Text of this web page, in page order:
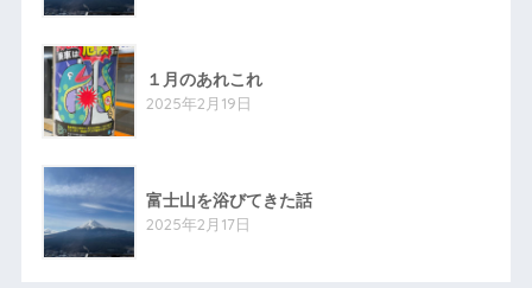
１月のあれこれ
2025年2月19日
富士山を浴びてきた話
2025年2月17日